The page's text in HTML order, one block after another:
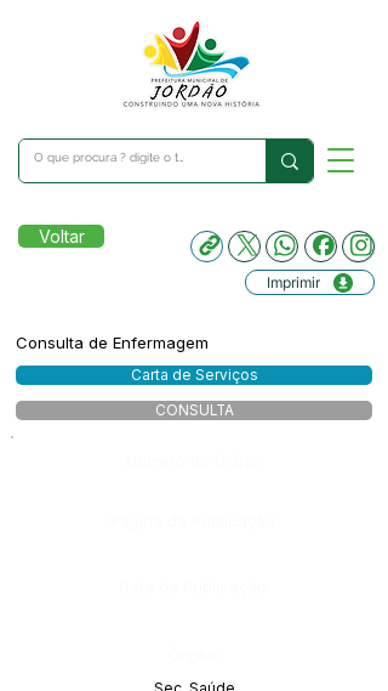
Voltar
Imprimir
Consulta de Enfermagem
Carta de Serviços
CONSULTA